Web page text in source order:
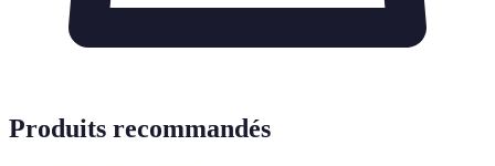
Produits recommandés